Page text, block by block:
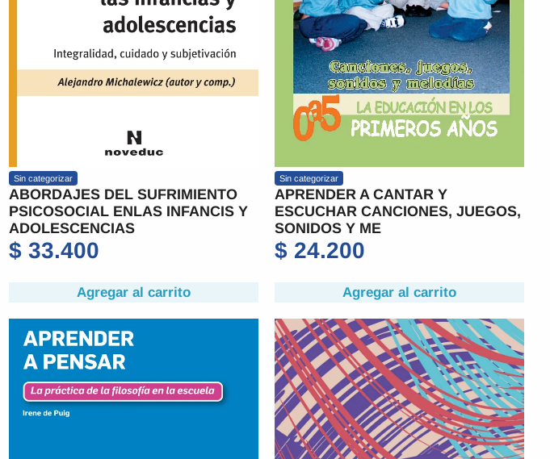
Sin categorizar
ABORDAJES DEL SUFRIMIENTO
PSICOSOCIAL ENLAS INFANCIS Y
ADOLESCENCIAS
$ 33.400
Agregar al carrito
Sin categorizar
APRENDER A CANTAR Y
ESCUCHAR CANCIONES, JUEGOS,
SONIDOS Y ME
$ 24.200
Agregar al carrito